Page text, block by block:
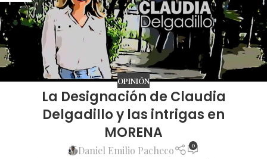
OPINIÓN
La Designación de Claudia
Delgadillo y las intrigas en
MORENA
Daniel Emilio Pacheco 0